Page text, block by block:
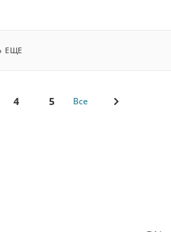
ЕЩЕ
4 5 Все